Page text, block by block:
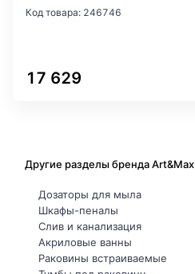
Код товара: 246746
17 629
Другие разделы бренда Art&Max
Дозаторы для мыла
Шкафы-пеналы
Слив и канализация
Акриловые ванны
Раковины встраиваемые